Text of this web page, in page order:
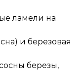
ламели на
и березовая
березы,